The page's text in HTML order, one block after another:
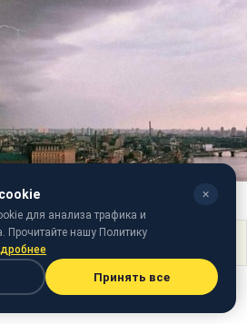
kievstolicaua) ✕
для анализа трафика и
Прочитайте нашу Политику
Принять все